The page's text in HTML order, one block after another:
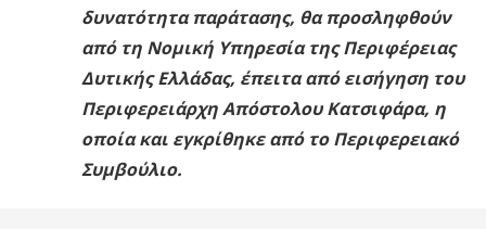
δυνατότητα παράτασης, θα προσληφθούν
από τη Νομική Υπηρεσία της Περιφέρειας
Δυτικής Ελλάδας, έπειτα από εισήγηση του
Περιφερειάρχη Απόστολου Κατσιφάρα, η
οποία και εγκρίθηκε από το Περιφερειακό
Συμβούλιο.